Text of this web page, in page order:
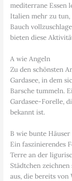
mediterrane Essen
Italien mehr zu tun,
Bauch
bieten diese
A wie Angeln
Zu den schönsten
Gardasee, in dem
Barsche tummeln.
Gardasee-Forelle,
bekannt ist.
B wie bunte
Ein faszinierendes
Terre an der
Städtchen
aus, die bereits